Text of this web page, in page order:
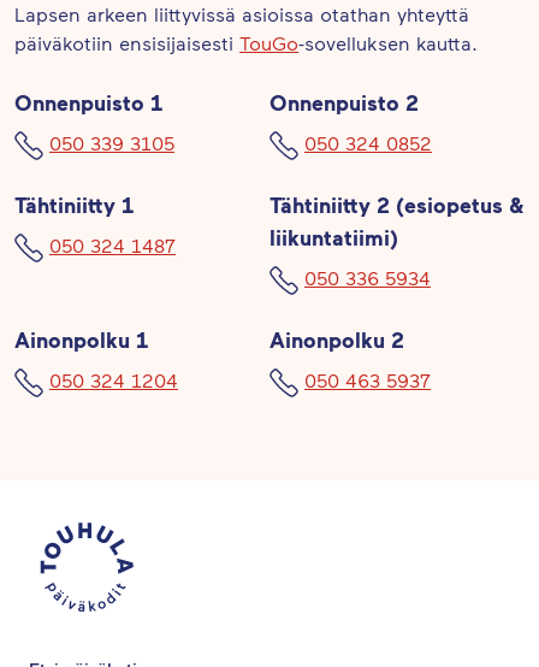
Lapsen arkeen liittyvissä asioissa otathan yhteyttä
päiväkotiin ensisijaisesti TouGo-sovelluksen kautta.
Onnenpuisto 1
050 339 3105
Onnenpuisto 2
050 324 0852
Tähtiniitty 1
050 324 1487
Tähtiniitty 2 (esiopetus &
liikuntatiimi)
050 336 5934
Ainonpolku 1
050 324 1204
Ainonpolku 2
050 463 5937